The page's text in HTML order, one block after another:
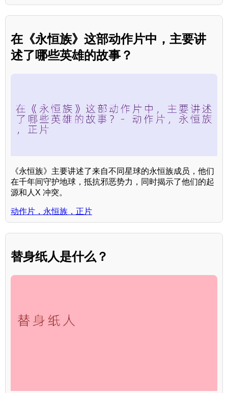
在《永恒族》这部动作片中，主要讲
述了哪些英雄的故事？
《永恒族》主要讲述了来自不同星球的永恒族成员，他们
在千年间守护地球，抵抗邪恶势力，同时揭示了他们的起
源和人X 冲突。
动作片，永恒族，正片
替身纸人是什么？